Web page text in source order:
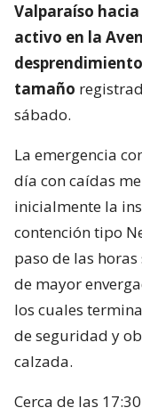
Valparaíso
activo en la
tamaño
sábado.
La emergencia
día con caídas
inicialmente la
contención tipo
paso de las
de mayor
los cuales
de seguridad y
calzada.
Cerca de las